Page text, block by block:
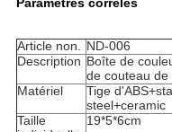
Paramètres corrélés
Article non. ND-006
Description Boîte de
de couteau de
Matériel
Tige
steel+ceramic
Taille
19*5*6cm